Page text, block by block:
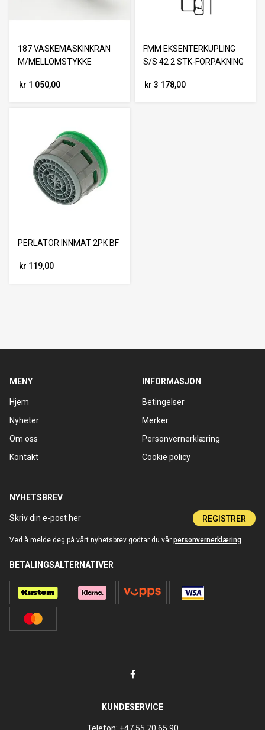
187 VASKEMASKINKRAN
M/MELLOMSTYKKE
kr 1 050,00
FMM EKSENTERKUPLING
S/S 42 2 STK-FORPAKNING
kr 3 178,00
PERLATOR INNMAT 2PK BF
kr 119,00
MENY
Hjem
Nyheter
Om oss
Kontakt
INFORMASJON
Betingelser
Merker
Personvernerklæring
Cookie policy
NYHETSBREV
REGISTRER
Ved å melde deg på vårt nyhetsbrev godtar du vår personvernerklæring
BETALINGSALTERNATIVER
KUNDESERVICE